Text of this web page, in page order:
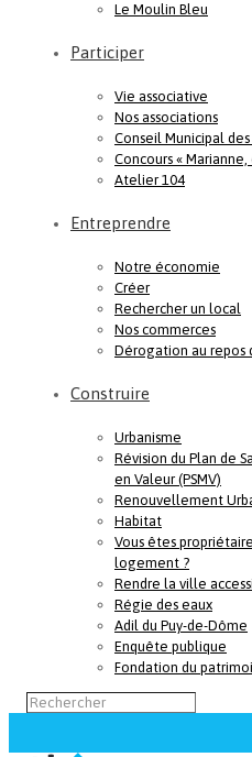
Le Moulin Bleu
Participer
Vie associative
Nos associations
Conseil Municipal
Concours « Marianne,
Atelier 104
Entreprendre
Notre économie
Créer
Rechercher un local
Nos commerces
Dérogation au repos
Construire
Urbanisme
Révision du Plan de
en Valeur (PSMV)
Renouvellement
Habitat
Vous êtes
logement ?
Rendre la ville
Régie des eaux
Adil du Puy-de-Dôme
Enquête publique
Fondation du